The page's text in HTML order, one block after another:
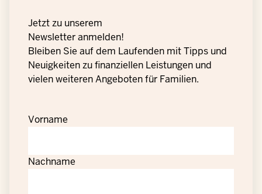
Jetzt zu unserem
Newsletter anmelden!
Bleiben Sie auf dem Laufenden mit Tipps und
Neuigkeiten zu finanziellen Leistungen und
vielen weiteren Angeboten für Familien.
Vorname
Nachname